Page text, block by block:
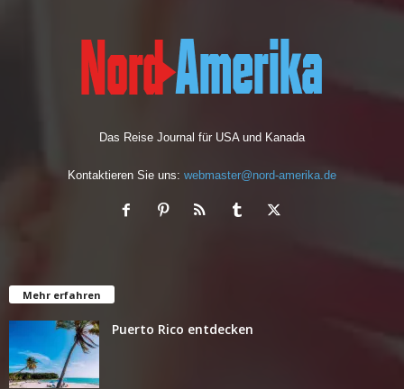
Das Reise Journal für USA und Kanada
Kontaktieren Sie uns: webmaster@nord-amerika.de
Mehr erfahren
Puerto Rico entdecken